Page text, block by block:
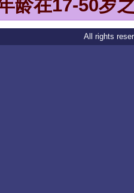
岁之间，
All rights